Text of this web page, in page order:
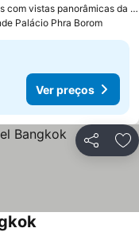
Quartos nos andares superiores com vistas panorâmicas da cidade
Palácio Phra Borom
Ver preços
Partilhar